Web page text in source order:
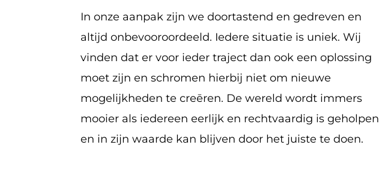
In onze aanpak zijn we doortastend en gedreven en
altijd onbevooroordeeld. Iedere situatie is uniek. Wij
vinden dat er voor ieder traject dan ook een oplossing
moet zijn en schromen hierbij niet om nieuwe
mogelijkheden te creēren. De wereld wordt immers
mooier als iedereen eerlijk en rechtvaardig is geholpen
en in zijn waarde kan blijven door het juiste te doen.